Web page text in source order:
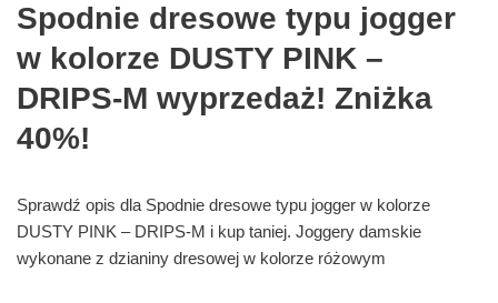
Spodnie dresowe typu jogger
w kolorze DUSTY PINK –
DRIPS-M wyprzedaż! Zniżka
40%!
Sprawdź opis dla Spodnie dresowe typu jogger w kolorze
DUSTY PINK – DRIPS-M i kup taniej. Joggery damskie
wykonane z dzianiny dresowej w kolorze różowym